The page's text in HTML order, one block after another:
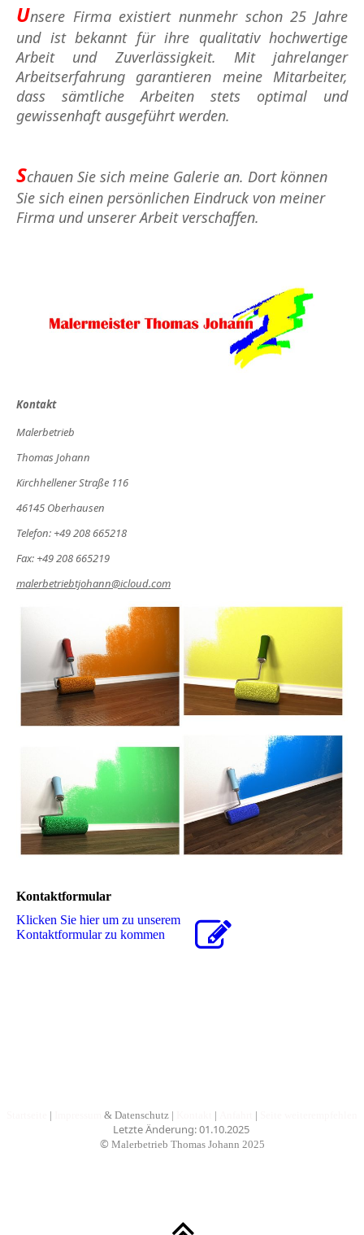
Unsere Firma existiert nunmehr schon 25 Jahre
und ist bekannt für ihre qualitativ hochwertige
Arbeit und Zuverlässigkeit. Mit jahrelanger
Arbeitserfahrung garantieren meine Mitarbeiter,
dass sämtliche Arbeiten stets optimal und
gewissenhaft ausgeführt werden.
Schauen Sie sich meine Galerie an. Dort können
Sie sich einen persönlichen Eindruck von meiner
Firma und unserer Arbeit verschaffen.
Kontakt
Malerbetrieb
Thomas Johann
Kirchhellener Straße 116
46145 Oberhausen
Telefon: +49 208 665218
Fax: +49 208 665219
malerbetriebtjohann@icloud.com
Kontaktformular
Klicken Sie hier um zu unserem
Kon­takt­for­mu­lar zu kommen
| & Datenschutz | | |
Letzte Änderung: 01.10.2025
© Malerbetrieb Thomas Johann 2025